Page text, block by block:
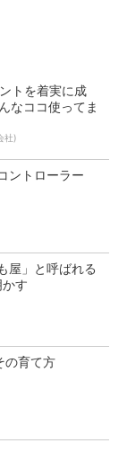
トを着実に成
なココ使ってま
社)
ントローラー
屋」と呼ばれる
す
の育て方